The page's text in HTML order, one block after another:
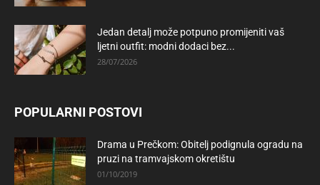
Jedan detalj može potpuno promijeniti vaš
ljetni outfit: modni dodaci bez...
28/07/2026
POPULARNI POSTOVI
Drama u Prečkom: Obitelj podignula ogradu na
pruzi na tramvajskom okretištu
01/10/2019